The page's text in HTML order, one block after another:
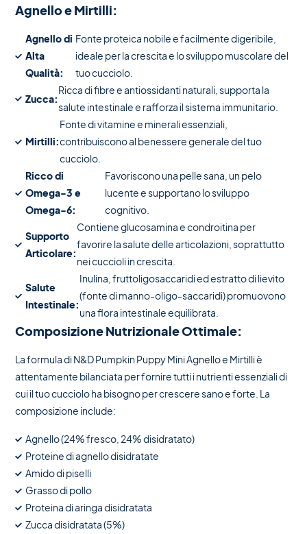
Agnello e Mirtilli:
Agnello di
Alta
Qualità:
Fonte proteica nobile e facilmente digeribile,
ideale per la crescita e lo sviluppo muscolare del
tuo cucciolo.
Zucca:
Ricca di fibre e antiossidanti naturali, supporta la
salute intestinale e rafforza il sistema immunitario.
Mirtilli:
Fonte di vitamine e minerali essenziali,
contribuiscono al benessere generale del tuo
cucciolo.
Ricco di
Omega-3 e
Omega-6:
Favoriscono una pelle sana, un pelo
lucente e supportano lo sviluppo
cognitivo.
Supporto
Articolare:
Contiene glucosamina e condroitina per
favorire la salute delle articolazioni, soprattutto
nei cuccioli in crescita.
Salute
Intestinale:
Inulina, fruttoligosaccaridi ed estratto di lievito
(fonte di manno-oligo-saccaridi) promuovono
una flora intestinale equilibrata.
Composizione Nutrizionale Ottimale:
La formula di N&D Pumpkin Puppy Mini Agnello e Mirtilli è
attentamente bilanciata per fornire tutti i nutrienti essenziali di
cui il tuo cucciolo ha bisogno per crescere sano e forte. La
composizione include:
Agnello (24% fresco, 24% disidratato)
Proteine di agnello disidratate
Amido di piselli
Grasso di pollo
Proteina di aringa disidratata
Zucca disidratata (5%)